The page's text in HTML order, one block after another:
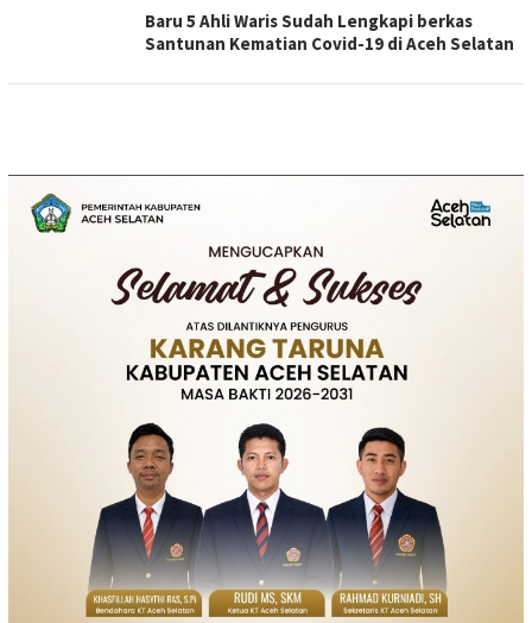
Baru 5 Ahli Waris Sudah Lengkapi berkas
Santunan Kematian Covid-19 di Aceh Selatan